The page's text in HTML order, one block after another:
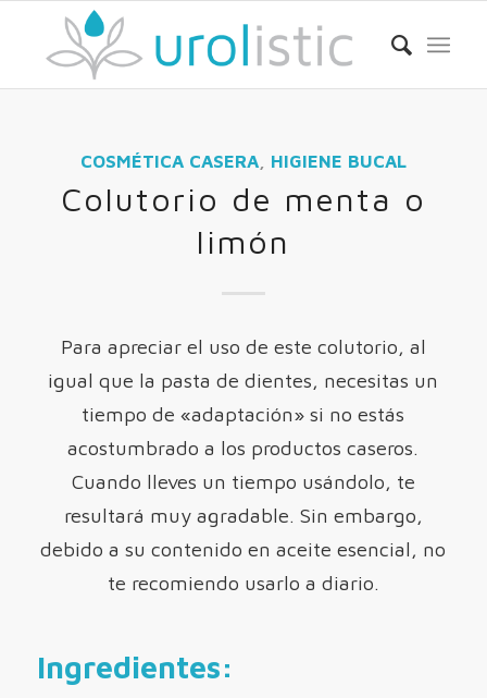
COSMÉTICA CASERA, HIGIENE BUCAL
Colutorio de menta o
limón
Para apreciar el uso de este colutorio, al
igual que la pasta de dientes, necesitas un
tiempo de «adaptación» si no estás
acostumbrado a los productos caseros.
Cuando lleves un tiempo usándolo, te
resultará muy agradable. Sin embargo,
debido a su contenido en aceite esencial, no
te recomiendo usarlo a diario.
Ingredientes: